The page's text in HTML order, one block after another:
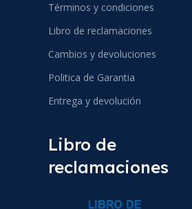
Términos y condiciones
Libro de reclamaciones
Cambios y devoluciones
Politica de Garantia
Entrega y devolución
Libro de
reclamaciones